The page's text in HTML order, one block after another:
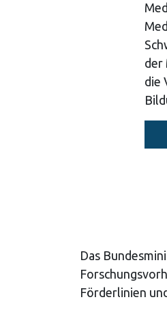
der
die
Das
Förderlinien